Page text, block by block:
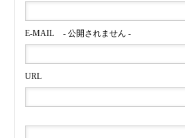
E-MAIL - 公開されません -
URL